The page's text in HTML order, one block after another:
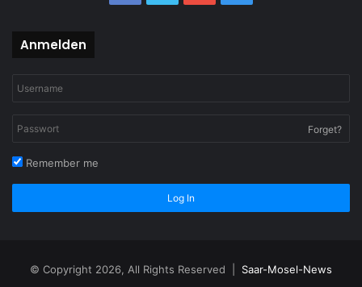
Anmelden
Forget?
Remember me
Log In
© Copyright 2026, All Rights Reserved | Saar-Mosel-News